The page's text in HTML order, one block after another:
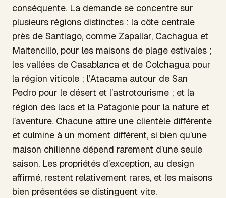
conséquente. La demande se concentre sur
plusieurs régions distinctes : la côte centrale
près de Santiago, comme Zapallar, Cachagua et
Maitencillo, pour les maisons de plage estivales ;
les vallées de Casablanca et de Colchagua pour
la région viticole ; l’Atacama autour de San
Pedro pour le désert et l’astrotourisme ; et la
région des lacs et la Patagonie pour la nature et
l’aventure. Chacune attire une clientèle différente
et culmine à un moment différent, si bien qu’une
maison chilienne dépend rarement d’une seule
saison. Les propriétés d’exception, au design
affirmé, restent relativement rares, et les maisons
bien présentées se distinguent vite.